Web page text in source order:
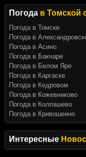
Интересные
Погода в Томской
Погода в Томске
Погода в
Погода в Асино
Погода в Бакчаре
Погода в Белом Яре
Погода в Каргаске
Погода в Кедровом
Погода в Кожевниково
Погода в Колпашево
Погода в Кривошеино